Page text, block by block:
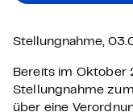
Stellungnahme,
Bereits im Oktober
Stellungnahme
über eine